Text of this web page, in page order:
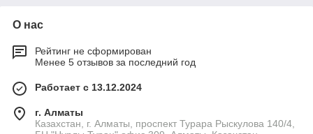
О нас
Рейтинг не сформирован
Менее 5 отзывов за последний год
Работает с 13.12.2024
г. Алматы
Казахстан, г. Алматы, проспект Турара Рыскулова 140/4,